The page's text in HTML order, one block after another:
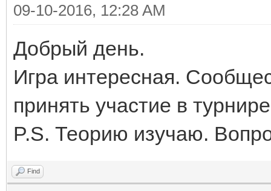
09-10-2016, 12:28 AM
Добрый день.
Игра интересная.
принять участие в
P.S. Теорию изучаю.
Find